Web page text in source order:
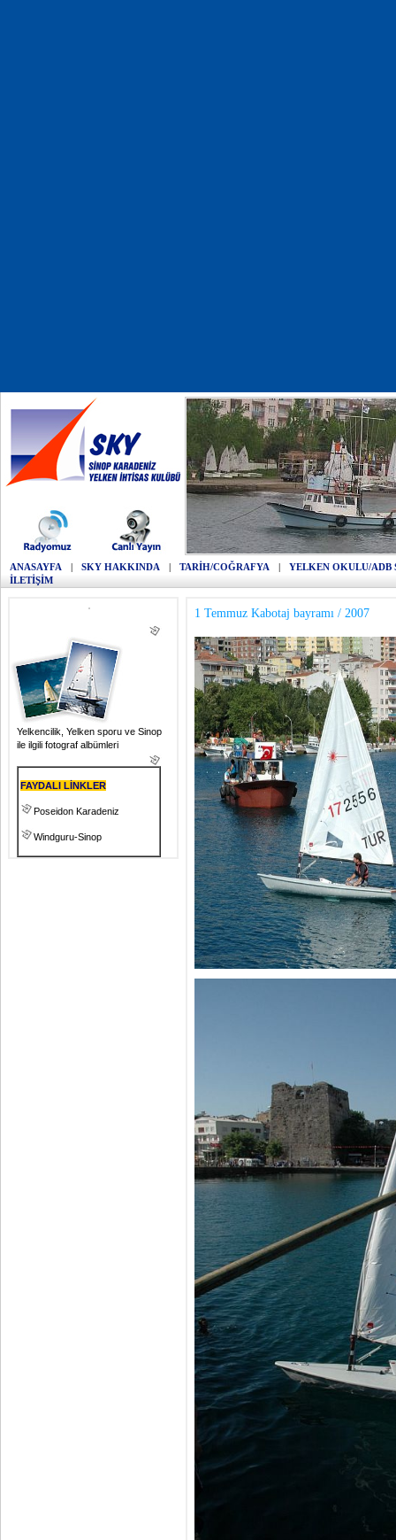
ANASAYFA | SKY HAKKINDA | TARİH/COĞRAFYA |
YELKEN OKULU/ADB
İLETİŞİM
Yelkencilik, Yelken sporu ve Sinop
ile ilgili fotograf albümleri
FAYDALI LİNKLER
Poseidon Karadeniz
Windguru-Sinop
1 Temmuz Kabotaj bayramı / 2007